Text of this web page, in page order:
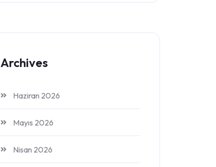
Archives
Haziran 2026
Mayıs 2026
Nisan 2026